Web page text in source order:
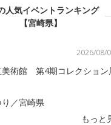
人気イベントランキング
【宮崎県】
2026/08/
美術館 第4期コレクション
／宮崎県
もっと